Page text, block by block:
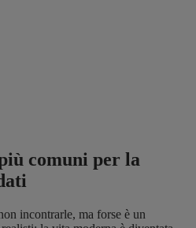
comuni per la
incontrarle, ma forse è un